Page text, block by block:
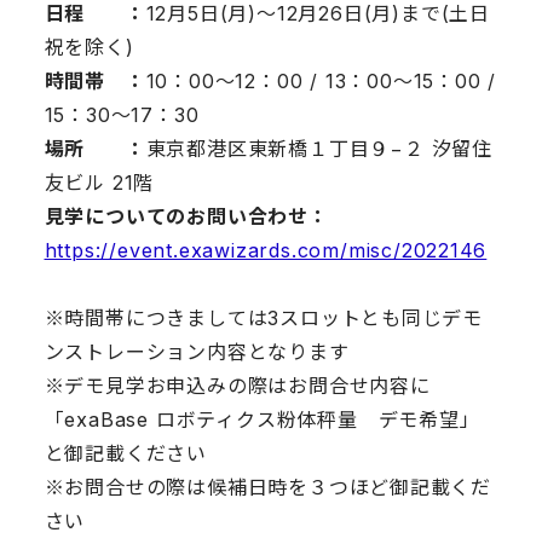
日程 ： 12月5日(月)〜12月26日(月)まで(土日
祝を除く)
時間帯 ： 10：00～12：00 / 13：00～15：00 /
15：30～17：30
場所 ： 東京都港区東新橋１丁目９−２ 汐留住
友ビル 21階
見学についてのお問い合わせ：
https://event.exawizards.com/misc/2022146
※時間帯につきましては3スロットとも同じデモ
ンストレーション内容となります
※デモ見学お申込みの際はお問合せ内容に
「exaBase ロボティクス粉体秤量 デモ希望」
と御記載ください
※お問合せの際は候補日時を３つほど御記載くだ
さい